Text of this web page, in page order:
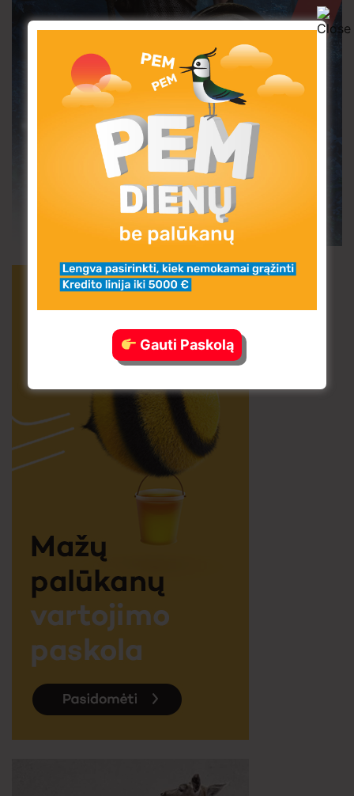
Gauti Paskolą